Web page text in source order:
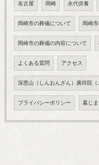
名古屋 岡崎 永代供養
岡崎市の葬儀について 岡崎
岡崎市の葬儀の内容について
よくある質問 アクセス
深恩山（しんおんざん）廣祥院（
プライバシーポリシー 墓じ